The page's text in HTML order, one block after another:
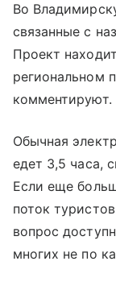
Во
связанные с
Проект
региональном
комментируют.
Обычная
едет 3,5 часа,
Если еще
поток
вопрос
многих не по